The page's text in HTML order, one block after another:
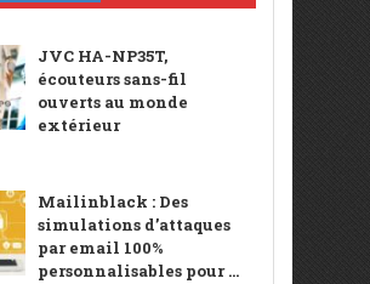
JVC HA-NP35T,
écouteurs sans-fil
ouverts au monde
extérieur
Mailinblack : Des
simulations d’attaques
par email 100%
personnalisables pour ...